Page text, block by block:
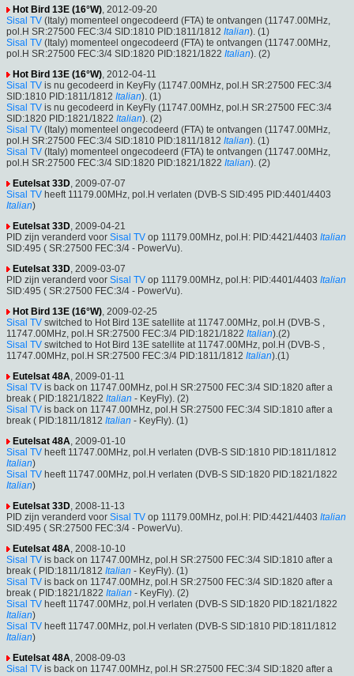
Hot Bird 13E (16°W) , 2012-09-20
Sisal TV (Italy) momenteel ongecodeerd (FTA) te ontvangen (11747.00MHz,
pol.H SR:27500 FEC:3/4 SID:1810 PID:1811/1812 Italian). (1)
Sisal TV (Italy) momenteel ongecodeerd (FTA) te ontvangen (11747.00MHz,
pol.H SR:27500 FEC:3/4 SID:1820 PID:1821/1822 Italian). (2)
Hot Bird 13E (16°W) , 2012-04-11
Sisal TV is nu gecodeerd in KeyFly (11747.00MHz, pol.H SR:27500 FEC:3/4
SID:1810 PID:1811/1812 Italian). (1)
Sisal TV is nu gecodeerd in KeyFly (11747.00MHz, pol.H SR:27500 FEC:3/4
SID:1820 PID:1821/1822 Italian). (2)
Sisal TV (Italy) momenteel ongecodeerd (FTA) te ontvangen (11747.00MHz,
pol.H SR:27500 FEC:3/4 SID:1810 PID:1811/1812 Italian). (1)
Sisal TV (Italy) momenteel ongecodeerd (FTA) te ontvangen (11747.00MHz,
pol.H SR:27500 FEC:3/4 SID:1820 PID:1821/1822 Italian). (2)
Eutelsat 33D , 2009-07-07
Sisal TV heeft 11179.00MHz, pol.H verlaten (DVB-S SID:495 PID:4401/4403
Italian)
Eutelsat 33D , 2009-04-21
PID zijn veranderd voor Sisal TV op 11179.00MHz, pol.H: PID:4421/4403 Italian
SID:495 ( SR:27500 FEC:3/4 - PowerVu).
Eutelsat 33D , 2009-03-07
PID zijn veranderd voor Sisal TV op 11179.00MHz, pol.H: PID:4401/4403 Italian
SID:495 ( SR:27500 FEC:3/4 - PowerVu).
Hot Bird 13E (16°W) , 2009-02-25
Sisal TV switched to Hot Bird 13E satellite at 11747.00MHz, pol.H (DVB-S ,
11747.00MHz, pol.H SR:27500 FEC:3/4 PID:1821/1822 Italian).(2)
Sisal TV switched to Hot Bird 13E satellite at 11747.00MHz, pol.H (DVB-S ,
11747.00MHz, pol.H SR:27500 FEC:3/4 PID:1811/1812 Italian).(1)
Eutelsat 48A , 2009-01-11
Sisal TV is back on 11747.00MHz, pol.H SR:27500 FEC:3/4 SID:1820 after a
break ( PID:1821/1822 Italian - KeyFly). (2)
Sisal TV is back on 11747.00MHz, pol.H SR:27500 FEC:3/4 SID:1810 after a
break ( PID:1811/1812 Italian - KeyFly). (1)
Eutelsat 48A , 2009-01-10
Sisal TV heeft 11747.00MHz, pol.H verlaten (DVB-S SID:1810 PID:1811/1812
Italian)
Sisal TV heeft 11747.00MHz, pol.H verlaten (DVB-S SID:1820 PID:1821/1822
Italian)
Eutelsat 33D , 2008-11-13
PID zijn veranderd voor Sisal TV op 11179.00MHz, pol.H: PID:4421/4403 Italian
SID:495 ( SR:27500 FEC:3/4 - PowerVu).
Eutelsat 48A , 2008-10-10
Sisal TV is back on 11747.00MHz, pol.H SR:27500 FEC:3/4 SID:1810 after a
break ( PID:1811/1812 Italian - KeyFly). (1)
Sisal TV is back on 11747.00MHz, pol.H SR:27500 FEC:3/4 SID:1820 after a
break ( PID:1821/1822 Italian - KeyFly). (2)
Sisal TV heeft 11747.00MHz, pol.H verlaten (DVB-S SID:1820 PID:1821/1822
Italian)
Sisal TV heeft 11747.00MHz, pol.H verlaten (DVB-S SID:1810 PID:1811/1812
Italian)
Eutelsat 48A , 2008-09-03
Sisal TV is back on 11747.00MHz, pol.H SR:27500 FEC:3/4 SID:1820 after a